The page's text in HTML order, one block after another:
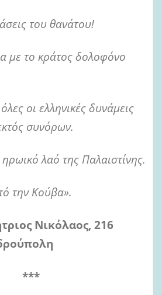
του θανάτου!
με το κράτος δολοφόνο
οι ελληνικές δυνάμεις
συνόρων.
λαό της Παλαιστίνης.
την Κούβα».
Νικόλαος, 216
***